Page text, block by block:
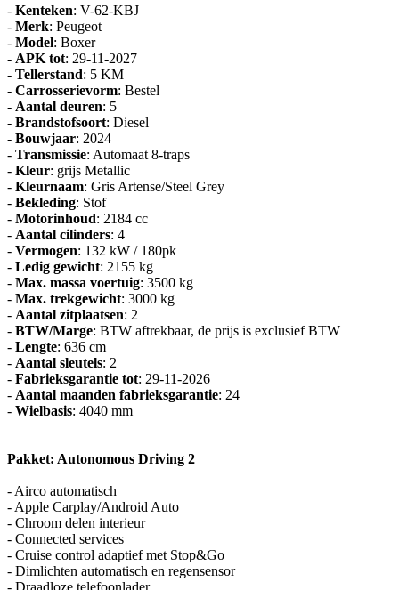
- Kenteken: V-62-KBJ
- Merk: Peugeot
- Model: Boxer
- APK tot: 29-11-2027
- Tellerstand: 5 KM
- Carrosserievorm: Bestel
- Aantal deuren: 5
- Brandstofsoort: Diesel
- Bouwjaar: 2024
- Transmissie: Automaat 8-traps
- Kleur: grijs Metallic
- Kleurnaam: Gris Artense/Steel Grey
- Bekleding: Stof
- Motorinhoud: 2184 cc
- Aantal cilinders: 4
- Vermogen: 132 kW / 180pk
- Ledig gewicht: 2155 kg
- Max. massa voertuig: 3500 kg
- Max. trekgewicht: 3000 kg
- Aantal zitplaatsen: 2
- BTW/Marge: BTW aftrekbaar, de prijs is exclusief BTW
- Lengte: 636 cm
- Aantal sleutels: 2
- Fabrieksgarantie tot: 29-11-2026
- Aantal maanden fabrieksgarantie: 24
- Wielbasis: 4040 mm
Pakket: Autonomous Driving 2
- Airco automatisch
- Apple Carplay/Android Auto
- Chroom delen interieur
- Connected services
- Cruise control adaptief met Stop&Go
- Dimlichten automatisch en regensensor